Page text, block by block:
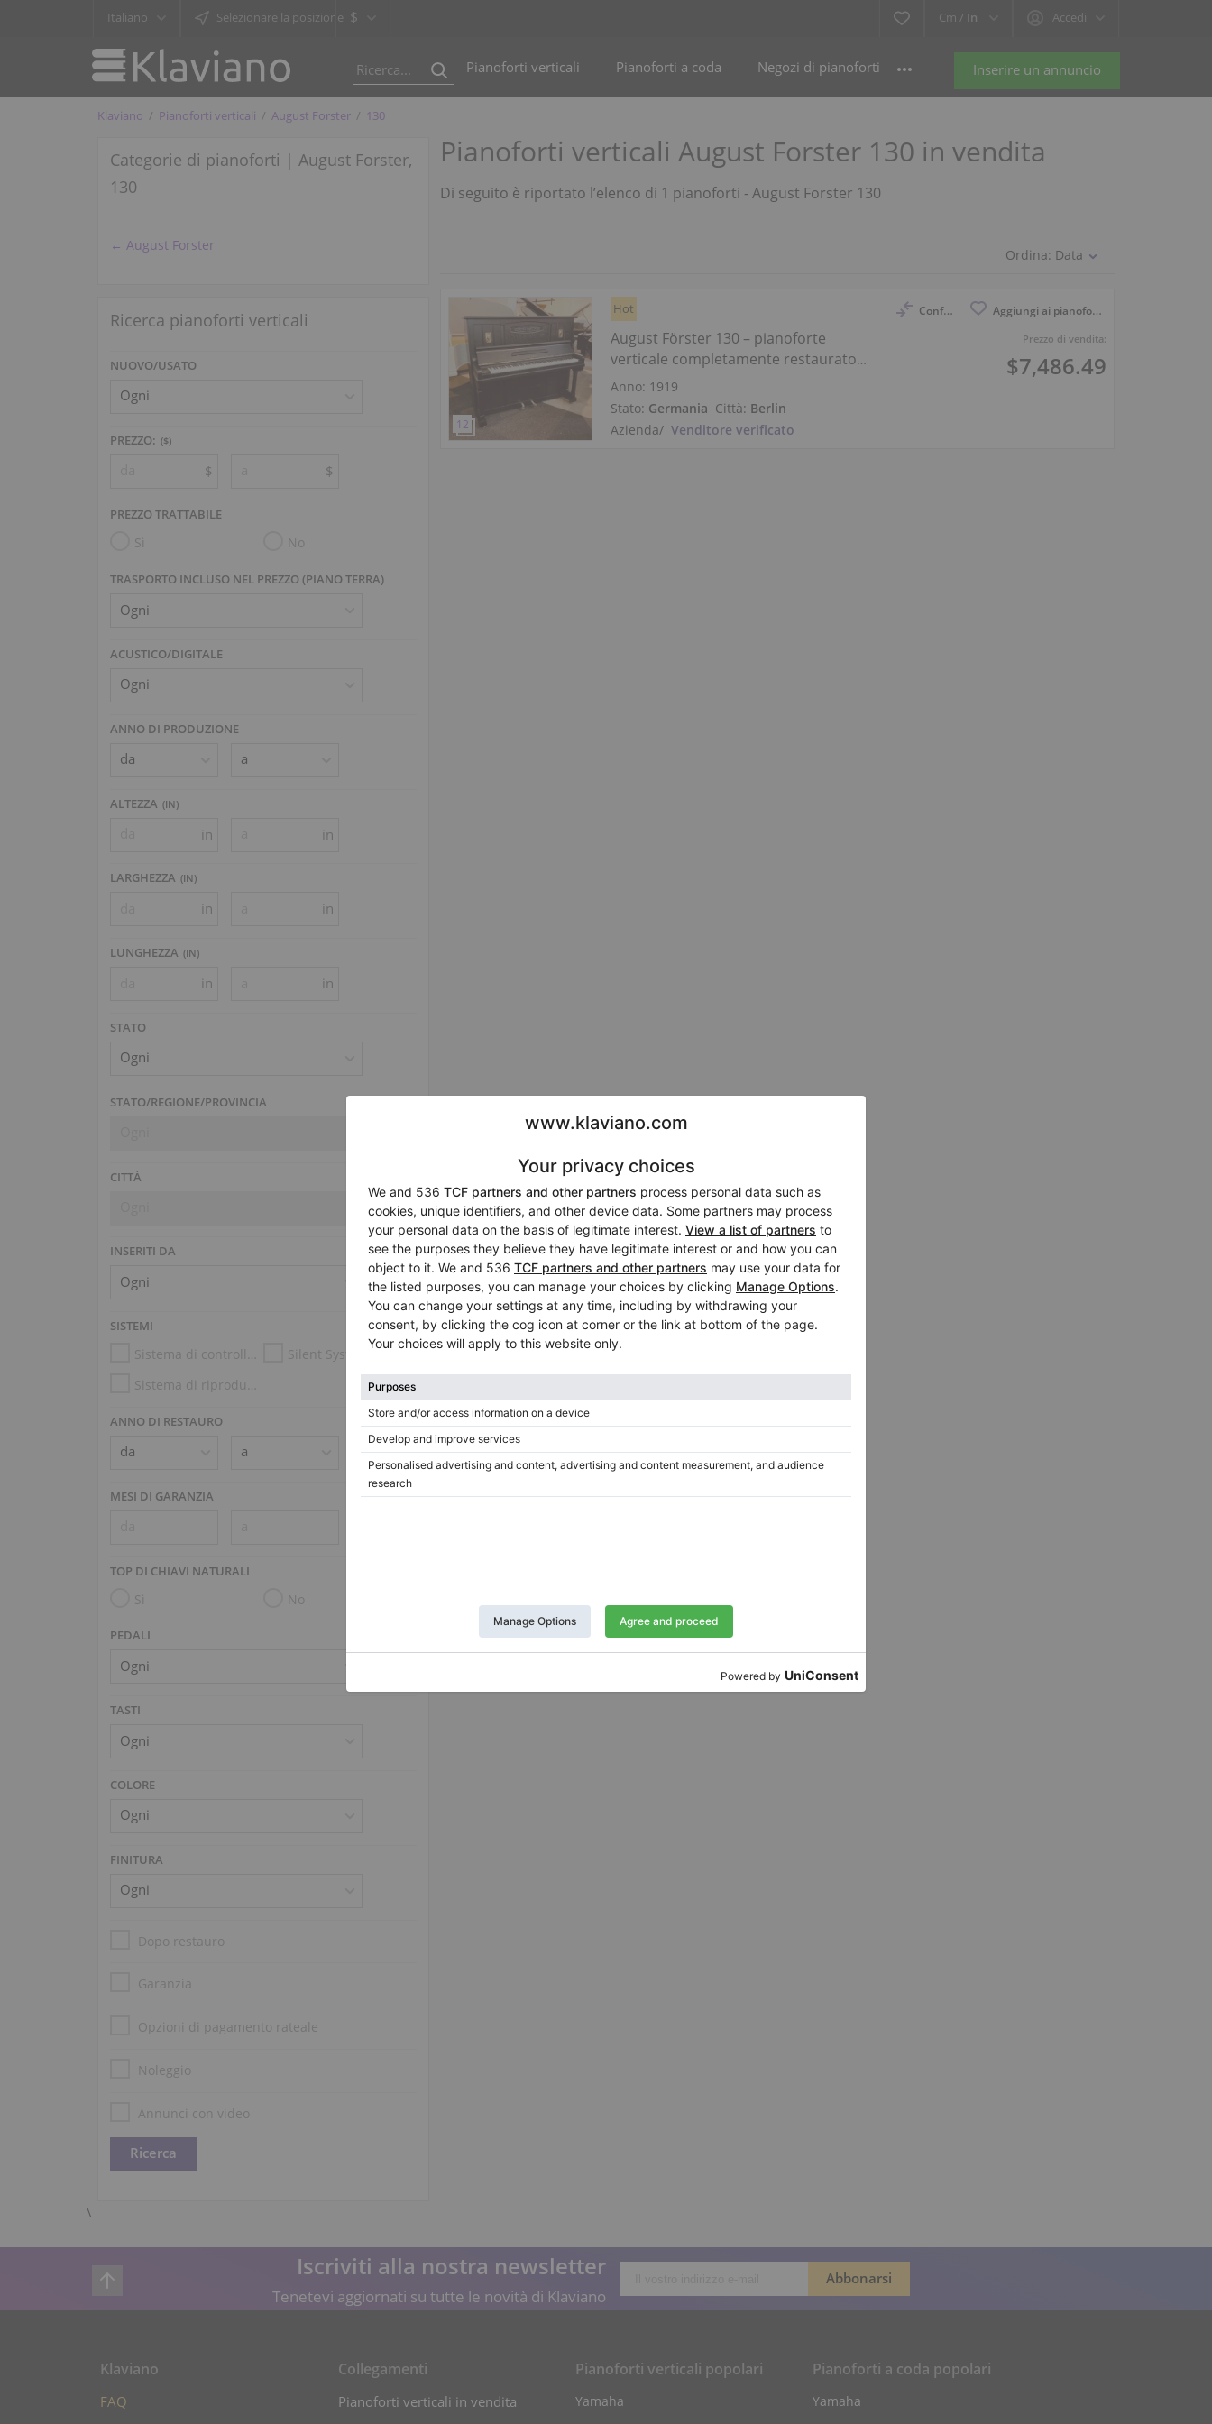
Italiano Selezionare la posizione $ Cm / In Accedi
Inserire un annuncio
Pianoforti verticali Pianoforti a coda Negozi di pianoforti
Klaviano Pianoforti verticali August Forster 130
Categorie di pianoforti | August Forster,
130
← August Forster
Ricerca pianoforti verticali
NUOVO/USATO
PREZZO: ($)
$ $
PREZZO TRATTABILE
Sì No
TRASPORTO INCLUSO NEL PREZZO (PIANO TERRA)
ACUSTICO/DIGITALE
ANNO DI PRODUZIONE
ALTEZZA (IN)
in in
LARGHEZZA (IN)
in in
LUNGHEZZA (IN)
in in
STATO
Ogni
STATO/REGIONE/PROVINCIA
CITTÀ
INSERITI DA
SISTEMI
Sistema di controllo dell’umidità
Silent System
Sistema di riproduzione (es. Disklavier, PianoDisc)
ANNO DI RESTAURO
MESI DI GARANZIA
TOP DI CHIAVI NATURALI
Sì No
PEDALI
TASTI
COLORE
FINITURA
Dopo restauro
Garanzia
Opzioni di pagamento rateale
Noleggio
Annunci con video
\
Pianoforti verticali August Forster 130 in vendita
Di seguito è riportato l’elenco di 1 pianoforti - August Forster 130
Ordina: Data
Confronto Aggiungi ai pianoforti osservati
Prezzo di vendita:
$7,486.49
Hot
August Förster 130 – pianoforte
verticale completamente restaurato
dal suono potente
Anno: 1919
Stato: Germania Città: Berlin
Azienda/ Venditore verificato
Iscriviti alla nostra newsletter
Tenetevi aggiornati su tutte le novità di Klaviano
Klaviano
FAQ
Collegamenti
Pianoforti verticali in vendita
Pianoforti verticali popolari
Yamaha
Pianoforti a coda popolari
Yamaha